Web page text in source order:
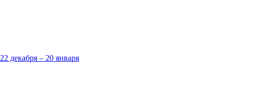
22 декабря – 20 января